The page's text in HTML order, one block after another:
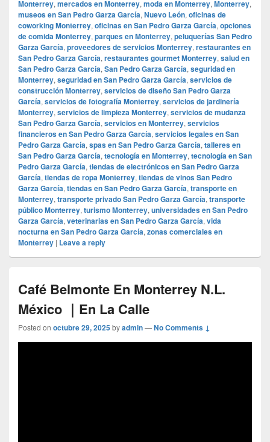
Monterrey, mercados en Monterrey, moda en Monterrey, Monterrey,
museos en San Pedro Garza García, Nuevo León, oficinas de
coworking Monterrey, oficinas en San Pedro Garza García, opciones
de comida Monterrey, parques en Monterrey, peluquerías San Pedro
Garza García, proveedores de servicios Monterrey, restaurantes en
San Pedro Garza García, restaurantes gourmet Monterrey, salud en
San Pedro Garza García, San Pedro Garza García, seguridad en
Monterrey, seguridad en San Pedro Garza García, servicios de
construcción Monterrey, servicios de diseño San Pedro Garza
García, servicios de fotografía Monterrey, servicios de jardinería
Monterrey, servicios de limpieza Monterrey, servicios de mudanza
San Pedro Garza García, servicios en Monterrey, servicios
financieros en San Pedro Garza García, servicios legales en San
Pedro Garza García, spas en San Pedro Garza García, talleres en
San Pedro Garza García, tecnología en Monterrey, tecnología en San
Pedro Garza García, tiendas de electrónicos en San Pedro Garza
García, tiendas de ropa Monterrey, tiendas de vinos San Pedro
Garza García, tiendas en San Pedro Garza García, transporte en
Monterrey, transporte privado San Pedro Garza García, transporte
público Monterrey, turismo Monterrey, universidades en San Pedro
Garza García, veterinarias en San Pedro Garza García, vida
nocturna en San Pedro Garza García, zonas comerciales en
Monterrey | Leave a reply
Café Belmonte En Monterrey N.L.
México ｜En La Calle
Posted on octubre 29, 2025byadmin—No Comments ↓